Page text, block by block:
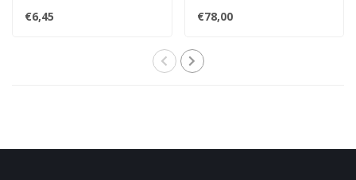
NGK BPR6EFS 33-
816336Q
€6,45
voor contactpunten
ontsteking
€78,00